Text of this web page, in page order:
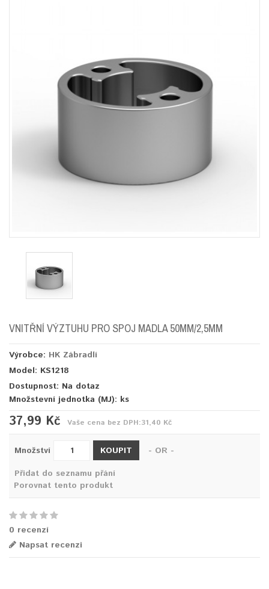
VNITŘNÍ VÝZTUHU PRO SPOJ MADLA 50MM/2,5MM
Výrobce: HK Zábradlí
Model: KS1218
Dostupnost: Na dotaz
Množstevní jednotka (MJ): ks
37,99 Kč Vaše cena bez DPH:31,40 Kč
Množství KOUPIT
- OR -
Přidat do seznamu přání
Porovnat tento produkt
0 recenzí
Napsat recenzi